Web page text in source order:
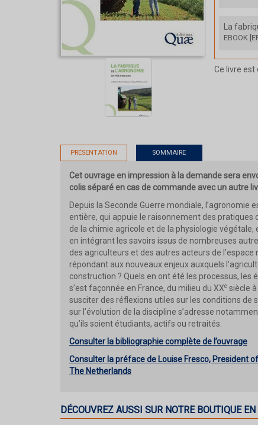
La
EBOOK
Ce livre est
PRÉSENTATION SOMMAIRE
Cet ouvrage en impression à la demande sera
colis séparé en cas de commande avec un autre
Depuis la Seconde Guerre mondiale,
entière, qui appuie le raisonnement des
de la chimie agricole et de la physiologie
en intégrant les savoirs issus de nombreuses
des agriculteurs et des autres acteurs de
répondant aux nouveaux enjeux auxquels
construction ? Quels en ont été les processus, les
s’est façonnée en France, du milieu du XXe siècle
susciter des réflexions utiles sur les conditions de
sur l’évolution de la discipline s’adresse
qu’ils soient étudiants, actifs ou retraités.
Consulter la bibliographie complète de l’ouvrage
Consulter la préface de Louise Fresco, President
The Netherlands
DÉCOUVREZ AUSSI SUR NOTRE BOUTIQUE